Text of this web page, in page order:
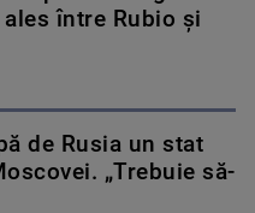
între Rubio și
de Rusia un stat
„Trebuie să-